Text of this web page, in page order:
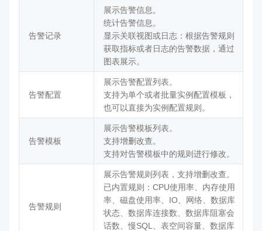
告警记录
展示告警信息。
统计告警信息。
显示关联视图或日志：根据告警规则
获取指标或者日志的告警数据，通过
图表展示。
告警配置
展示告警配置列表。
支持为单个或者批量实例配置模板，
也可以直接为实例配置规则。
告警模板
展示告警模板列表。
支持增删改查。
支持对告警模板中的规则进行修改。
告警规则
展示告警规则列表，支持增删改查。
已内置规则：CPU使用率、内存使用
率、磁盘使用率、IO、网络、数据库
状态、数据库连接数、数据库阻塞会
话数、慢SQL、表空间容量、数据库